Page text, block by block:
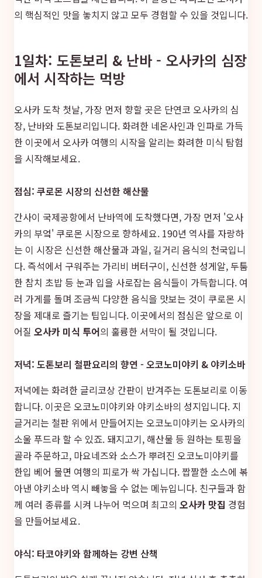
의 핵심적인 맛을 놓치지 않고 모두 경험할 수 있을 것입니다.
1일차: 도톤보리 & 난바 - 오사카의 심장
에서 시작하는 먹방
오사카 도착 첫날, 가장 먼저 향할 곳은 단연코 오사카의 심
장, 난바와 도톤보리입니다. 화려한 네온사인과 인파로 가득
한 이곳에서 오사카 여행의 시작을 알리는 화려한 미식 탐험
을 시작해보세요.
점심: 쿠로몬 시장의 신선한 해산물
간사이 국제공항에서 난바역에 도착했다면, 가장 먼저 '오사
카의 부엌' 쿠로몬 시장으로 향하세요. 190년 역사를 자랑하
는 이 시장은 신선한 해산물과 과일, 길거리 음식의 천국입니
다. 즉석에서 구워주는 가리비 버터구이, 신선한 성게알, 두툼
한 참치 초밥 등 눈과 입을 사로잡는 음식들이 가득합니다. 여
러 가게를 돌며 조금씩 다양한 음식을 맛보는 것이 쿠로몬 시
장을 제대로 즐기는 팁입니다. 이곳에서의 점심은 앞으로 이
어질 오사카 미식 투어의 훌륭한 서막이 될 것입니다.
저녁: 도톤보리 철판요리의 향연 - 오코노미야키 & 야키소바
저녁에는 화려한 글리코상 간판이 반겨주는 도톤보리로 이동
합니다. 이곳은 오코노미야키와 야키소바의 성지입니다. 지
글거리는 철판 위에서 만들어지는 오코노미야키는 오사카의
소울 푸드라 할 수 있죠. 돼지고기, 해산물 등 원하는 토핑을
골라 주문하고, 마요네즈와 소스가 뿌려진 오코노미야키를
한입 베어 물면 여행의 피로가 싹 가십니다. 짭짤한 소스에 볶
아낸 야키소바 역시 빼놓을 수 없는 메뉴입니다. 친구들과 함
께 여러 종류를 시켜 나누어 먹으며 최고의 오사카 맛집 경험
을 만들어보세요.
야식: 타코야키와 함께하는 강변 산책